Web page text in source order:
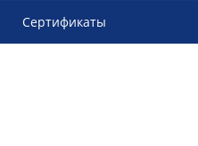
Сертификаты